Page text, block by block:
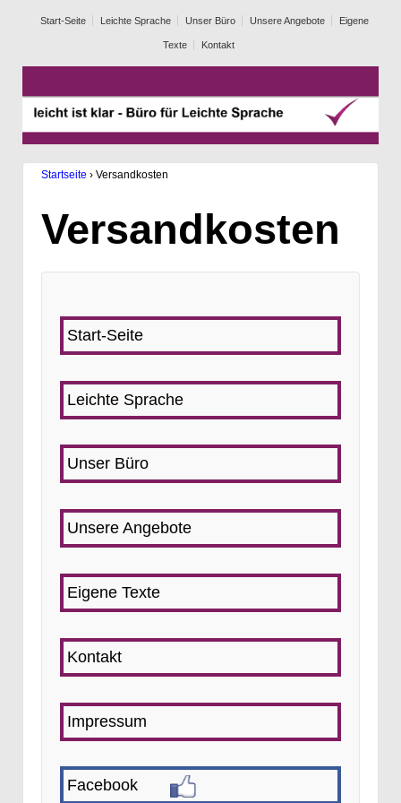
Start-Seite Leichte Sprache Unser Büro Unsere Angebote Eigene
Texte Kontakt
Startseite › Versandkosten
Versandkosten
Start-Seite
Leichte Sprache
Unser Büro
Unsere Angebote
Eigene Texte
Kontakt
Impressum
Facebook